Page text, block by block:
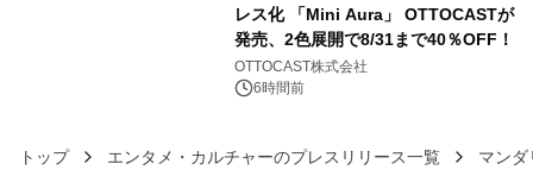
レス化 「Mini Aura」 OTTOCASTが
発売、2色展開で8/31まで40％OFF！
OTTOCAST株式会社
6時間前
トップ エンタメ・カルチャーのプレスリリース一覧 マン